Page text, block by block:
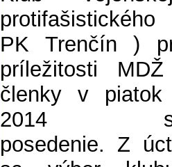
PK Trenčín )
príležitosti
členky v
2014
posedenie. Z